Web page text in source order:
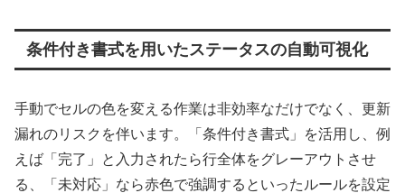
条件付き書式を用いたステータスの自動可視化
手動でセルの色を変える作業は非効率なだけでなく、更新
漏れのリスクを伴います。「条件付き書式」を活用し、例
えば「完了」と入力されたら行全体をグレーアウトさせ
る、「未対応」なら赤色で強調するといったルールを設定